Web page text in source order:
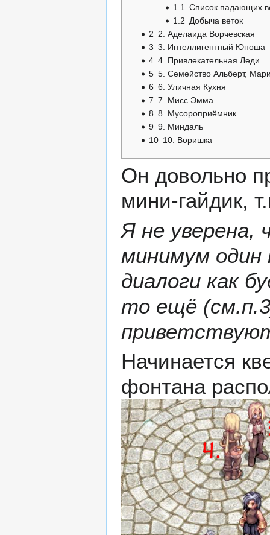
1.1 Список падающих
1.2 Добыча веток
2 2. Аделаида Ворчевская
3 3. Интеллигентный Юноша
4 4. Привлекательная Леди
5 5. Семейство Альберт,
6 6. Уличная Кухня
7 7. Мисс Эмма
8 8. Мусороприёмник
9 9. Миндаль
10 10. Воришка
Он довольно
мини-гайдик,
Я не уверена,
минимум один
диалоги как
то ещё
Начинается
фонтана